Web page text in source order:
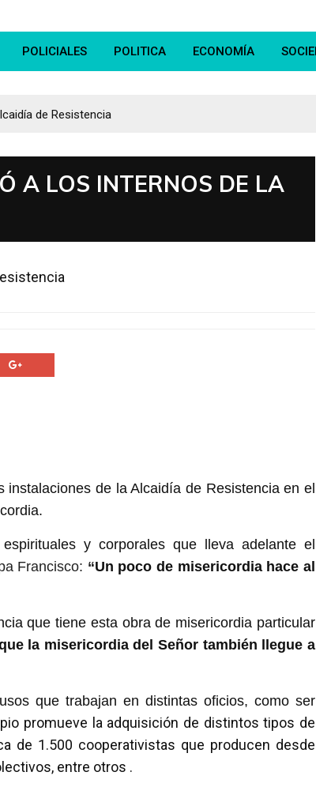
POLICIALES POLITICA ECONOMÍA
de Resistencia
A LOS INTERNOS DE LA
de la Alcaidía de Resistencia en el
y corporales que lleva adelante el
Francisco: “Un poco de misericordia hace al
que tiene esta obra de misericordia particular
la misericordia del Señor también llegue a
que trabajan en distintas oficios, como ser
promueve la adquisición de distintos tipos de
de 1.500 cooperativistas que producen desde
entre otros .